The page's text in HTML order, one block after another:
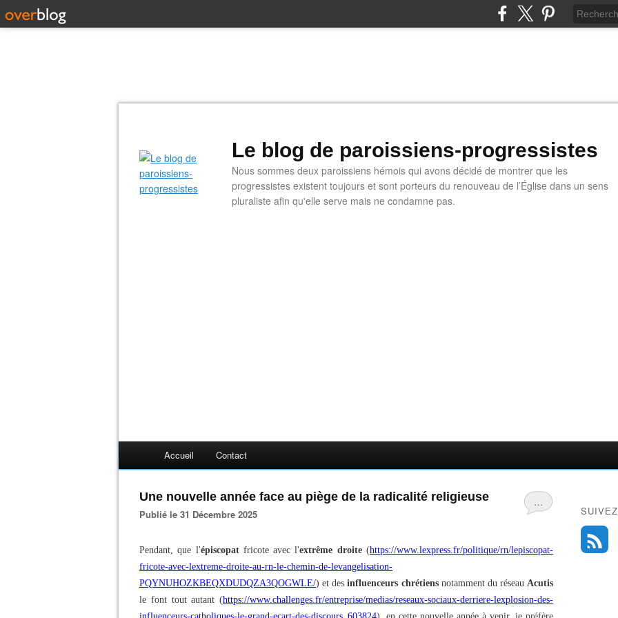
Le blog de paroissiens-progressistes
Nous sommes deux paroissiens hémois qui avons décidé de montrer que les
progressistes existent toujours et sont porteurs du renouveau de l’Église dans un sens
pluraliste afin qu'elle serve mais ne condamne pas.
Accueil Contact
…
Une nouvelle année face au piège de la radicalité religieuse
Publié le 31 Décembre 2025
Pendant, que l'épiscopatfricote avec l'extrême droite(https://www.lexpress.fr/politique/rn/lepiscopat-
fricote-avec-lextreme-droite-au-rn-le-chemin-de-levangelisation-
PQYNUHOZKBEQXDUDQZA3QOGWLE/) et desinfluenceurs chrétiensnotamment du réseau Acutis
le font tout autant (https://www.challenges.fr/entreprise/medias/reseaux-sociaux-derriere-lexplosion-des-